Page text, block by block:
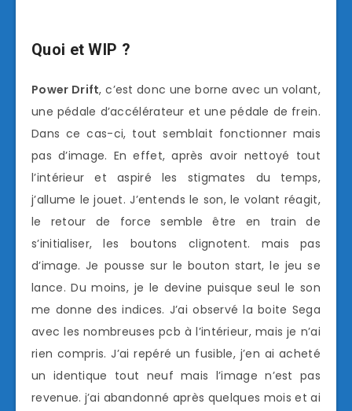
Quoi et WIP ?
Power Drift, c’est donc une borne avec un volant,
une pédale d’accélérateur et une pédale de frein.
Dans ce cas-ci, tout semblait fonctionner mais
pas d’image. En effet, après avoir nettoyé tout
l’intérieur et aspiré les stigmates du temps,
j’allume le jouet. J’entends le son, le volant réagit,
le retour de force semble être en train de
s’initialiser, les boutons clignotent. mais pas
d’image. Je pousse sur le bouton start, le jeu se
lance. Du moins, je le devine puisque seul le son
me donne des indices. J’ai observé la boite Sega
avec les nombreuses pcb à l’intérieur, mais je n’ai
rien compris. J’ai repéré un fusible, j’en ai acheté
un identique tout neuf mais l’image n’est pas
revenue. j’ai abandonné après quelques mois et ai